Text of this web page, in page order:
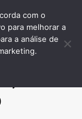
PREÇO,
com o
para melhorar a
a análise de